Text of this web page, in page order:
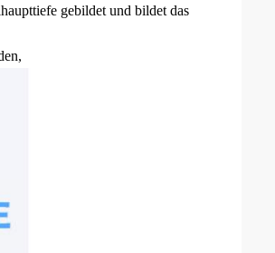
gebildet und bildet das